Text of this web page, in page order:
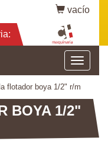
vacío
flotador boya 1/2" r/m
BOYA 1/2"